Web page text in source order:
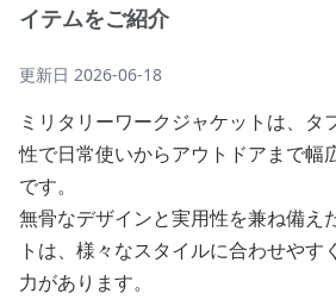
イテムをご紹介
更新日 2026-06-18
ミリタリーワークジャケットは、タ
性で日常使いからアウトドアまで幅
です。
無骨なデザインと実用性を兼ね備え
トは、様々なスタイルに合わせやす
力があります。